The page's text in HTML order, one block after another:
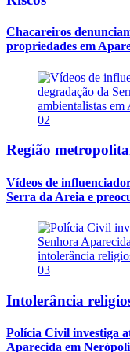
Chacareiros
propriedades em
02
Região
Vídeos de
Serra da Areia e
03
Intolerância
Polícia Civil investiga
Aparecida em